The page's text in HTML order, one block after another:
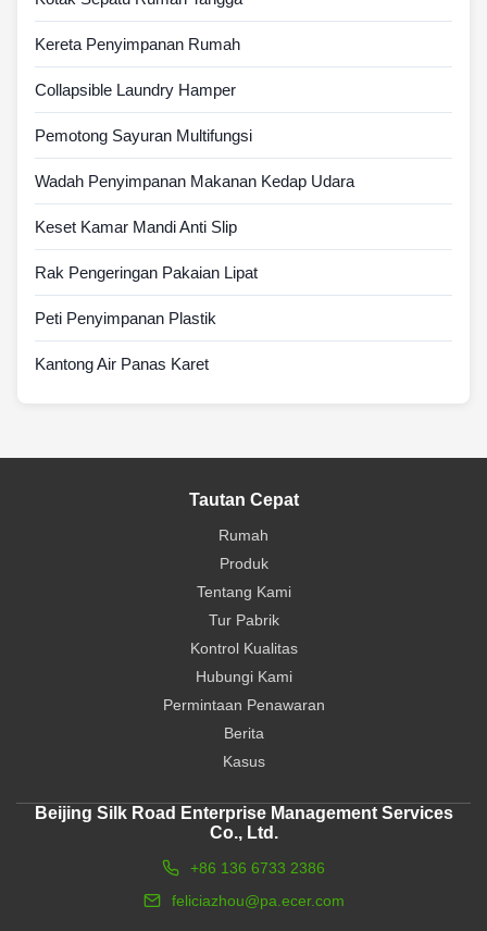
Kereta Penyimpanan Rumah
Collapsible Laundry Hamper
Pemotong Sayuran Multifungsi
Wadah Penyimpanan Makanan Kedap Udara
Keset Kamar Mandi Anti Slip
Rak Pengeringan Pakaian Lipat
Peti Penyimpanan Plastik
Kantong Air Panas Karet
Tautan Cepat
Rumah
Produk
Tentang Kami
Tur Pabrik
Kontrol Kualitas
Hubungi Kami
Permintaan Penawaran
Berita
Kasus
Beijing Silk Road Enterprise Management Services
Co., Ltd.
+86 136 6733 2386
feliciazhou@pa.ecer.com